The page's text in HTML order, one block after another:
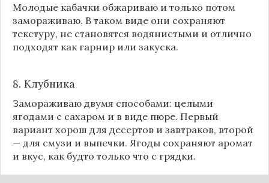
Молодые кабачки обжариваю и только потом
замораживаю. В таком виде они сохраняют
текстуру, не становятся водянистыми и отлично
подходят как гарнир или закуска.
8. Клубника
Замораживаю двумя способами: целыми
ягодами с сахаром и в виде пюре. Первый
вариант хорош для десертов и завтраков, второй
— для смузи и выпечки. Ягоды сохраняют аромат
и вкус, как будто только что с грядки.